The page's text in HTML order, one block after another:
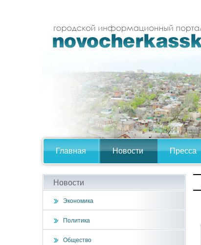
Главная Новости Пресса
Новости
Экономика
Политика
Общество